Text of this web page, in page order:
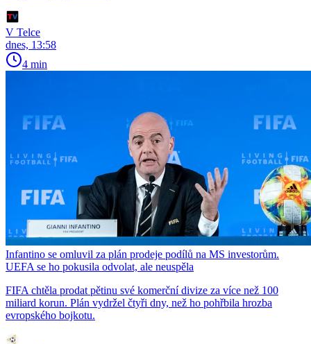
V Telce
dnes, 13:58
4 min
Infantino se omluvil za plán prodeje podílů na MS investorům.
UEFA se ho pokusila odvolat, ale neuspěla
FIFA chtěla prodat pětinu své komerční divize za více než 100
miliard korun. Plán vydržel čtyři dny, než ho pohřbila hrozba
evropského bojkotu.